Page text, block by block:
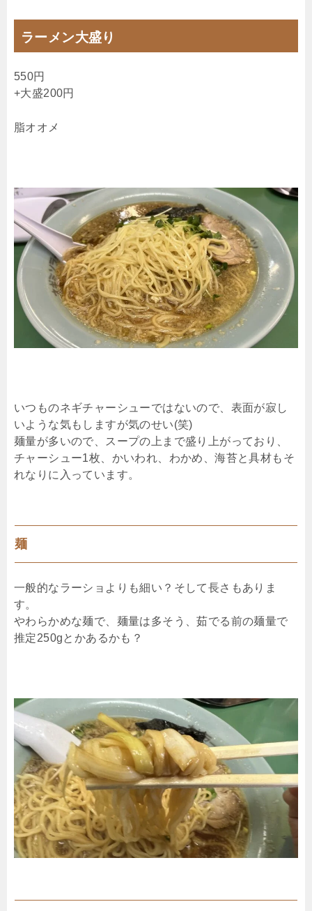
ラーメン大盛り
550円
+大盛200円
脂オオメ
いつものネギチャーシューではないので、表面が寂し
いような気もしますが気のせい(笑)
麺量が多いので、スープの上まで盛り上がっており、
チャーシュー1枚、かいわれ、わかめ、海苔と具材もそ
れなりに入っています。
麺
一般的なラーショよりも細い？そして長さもありま
す。
やわらかめな麺で、麺量は多そう、茹でる前の麺量で
推定250gとかあるかも？